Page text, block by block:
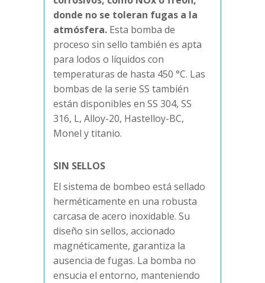
donde no se toleran fugas a la
atmósfera. Esta bomba de
proceso sin sello también es apta
para lodos o líquidos con
temperaturas de hasta 450 °C. Las
bombas de la serie SS también
están disponibles en SS 304, SS
316, L, Alloy-20, Hastelloy-BC,
Monel y titanio.
SIN SELLOS
El sistema de bombeo está sellado
herméticamente en una robusta
carcasa de acero inoxidable. Su
diseño sin sellos, accionado
magnéticamente, garantiza la
ausencia de fugas. La bomba no
ensucia el entorno, manteniendo